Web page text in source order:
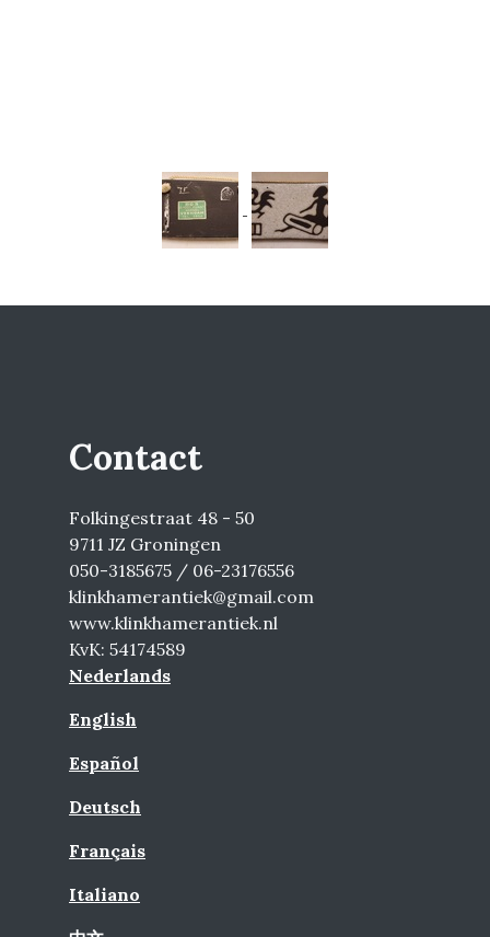
Contact
Folkingestraat 48 - 50
9711 JZ Groningen
050-3185675 / 06-23176556
klinkhamerantiek@gmail.com
www.klinkhamerantiek.nl
KvK: 54174589
Nederlands
English
Español
Deutsch
Français
Italiano